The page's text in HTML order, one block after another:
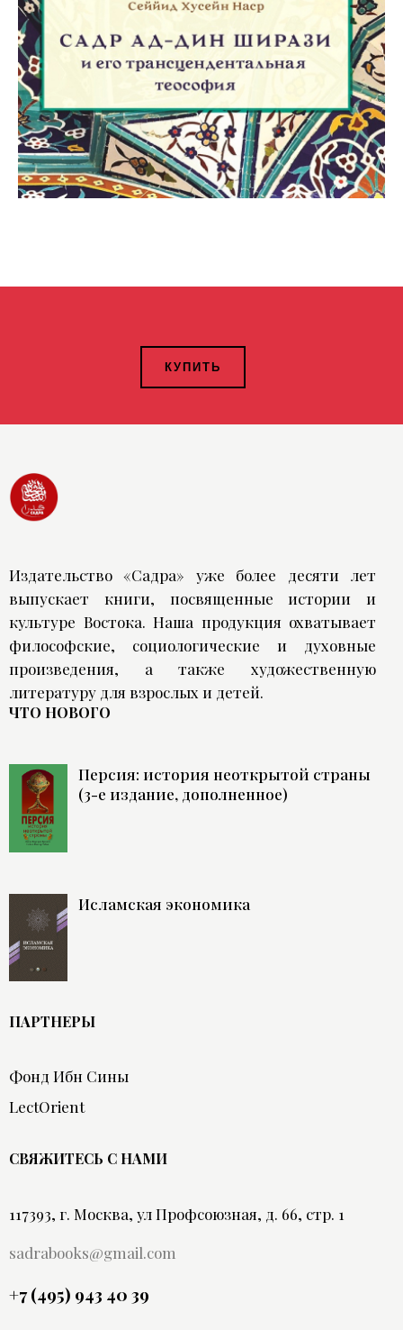
КУПИТЬ
Издательство «Садра» уже более десяти лет
выпускает книги, посвященные истории и
культуре Востока. Наша продукция охватывает
философские, социологические и духовные
произведения, а также художественную
литературу для взрослых и детей.
ЧТО НОВОГО
Персия: история неоткрытой страны
(3-е издание, дополненное)
Исламская экономика
ПАРТНЕРЫ
Фонд Ибн Сины
LectOrient
СВЯЖИТЕСЬ С НАМИ
117393, г. Москва, ул Профсоюзная, д. 66, стр. 1
sadrabooks@gmail.com
+7 (495) 943 40 39